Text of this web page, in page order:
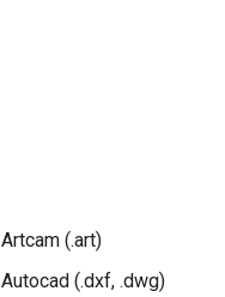
Artcam (.art)
Autocad (.dxf, .dwg)